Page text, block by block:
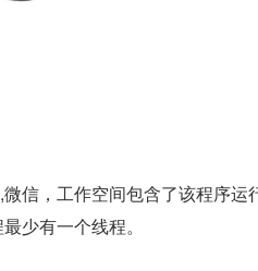
信，工作空间包含了该程序运
少有一个线程。